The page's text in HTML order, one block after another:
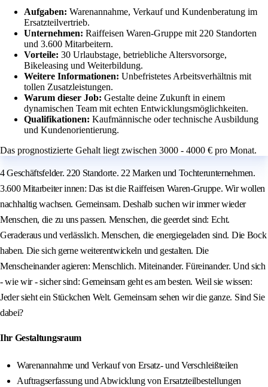
Aufgaben: Warenannahme, Verkauf und Kundenberatung im
Ersatzteilvertrieb.
Unternehmen: Raiffeisen Waren-Gruppe mit 220 Standorten
und 3.600 Mitarbeitern.
Vorteile: 30 Urlaubstage, betriebliche Altersvorsorge,
Bikeleasing und Weiterbildung.
Weitere Informationen: Unbefristetes Arbeitsverhältnis mit
tollen Zusatzleistungen.
Warum dieser Job: Gestalte deine Zukunft in einem
dynamischen Team mit echten Entwicklungsmöglichkeiten.
Qualifikationen: Kaufmännische oder technische Ausbildung
und Kundenorientierung.
Das prognostizierte Gehalt liegt zwischen 3000 - 4000 € pro Monat.
4 Geschäftsfelder. 220 Standorte. 22 Marken und Tochterunternehmen.
3.600 Mitarbeiter innen: Das ist die Raiffeisen Waren-Gruppe. Wir wollen
nachhaltig wachsen. Gemeinsam. Deshalb suchen wir immer wieder
Menschen, die zu uns passen. Menschen, die geerdet sind: Echt.
Geraderaus und verlässlich. Menschen, die energiegeladen sind. Die Bock
haben. Die sich gerne weiterentwickeln und gestalten. Die
Menscheinander agieren: Menschlich. Miteinander. Füreinander. Und sich
- wie wir - sicher sind: Gemeinsam geht es am besten. Weil sie wissen:
Jeder sieht ein Stückchen Welt. Gemeinsam sehen wir die ganze. Sind Sie
dabei?
Ihr Gestaltungsraum
Warenannahme und Verkauf von Ersatz- und Verschleißteilen
Auftragserfassung und Abwicklung von Ersatzteilbestellungen